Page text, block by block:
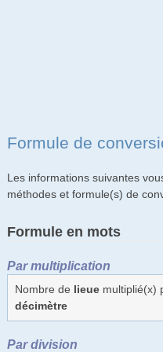
Formule de
Les informations suivantes
méthodes et formule(s) de
Formule en mots
Par multiplication
Nombre de lieuemultiplié(x)
décimètre
Par division